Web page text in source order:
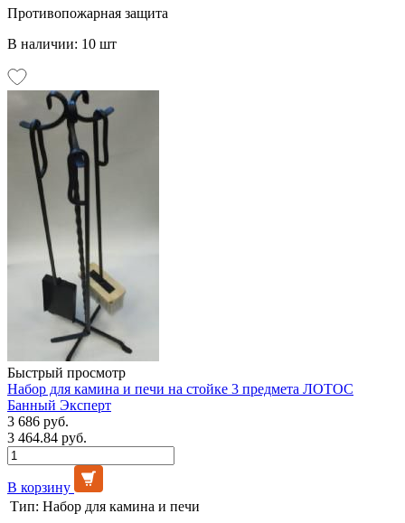
Противопожарная защита
В наличии: 10 шт
Быстрый просмотр
Набор для камина и печи на стойке 3 предмета ЛОТОС
Банный Эксперт
3 686 руб.
3 464.84 руб.
В корзину
Тип: Набор для камина и печи